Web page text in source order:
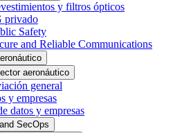
y filtros ópticos
privado
Safety
and Reliable Communications
aeronáutico
general
y empresas
datos y empresas
SecOps